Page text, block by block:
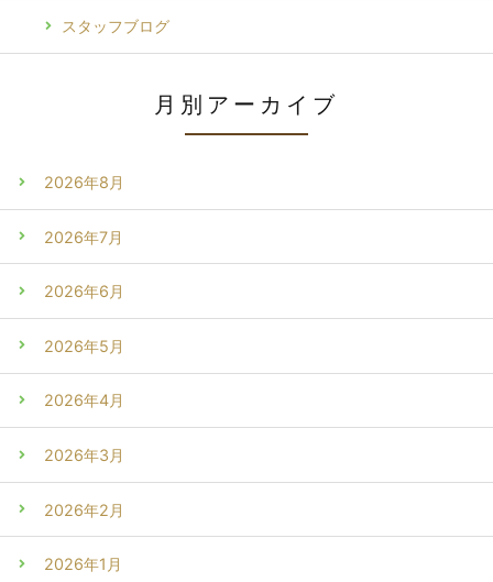
スタッフブログ
月別アーカイブ
2026年8月
2026年7月
2026年6月
2026年5月
2026年4月
2026年3月
2026年2月
2026年1月